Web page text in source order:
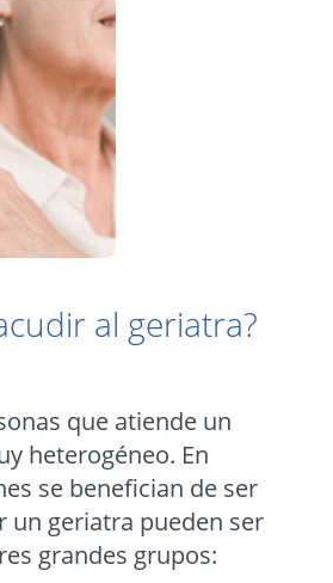
al geriatra?
que atiende un
heterogéneo. En
se benefician de ser
un geriatra pueden ser
grandes grupos: